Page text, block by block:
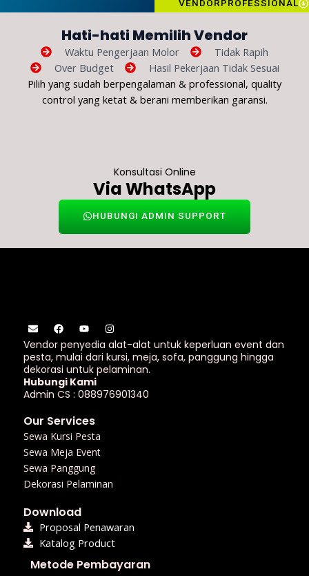
VENDORPROFESSIONAL
Hati-hati Memilih Vendor
Waktu Pengerjaan Molor
Tidak Rapih
Over Budget
Hasil Pekerjaan Tidak Sesuai
Pilih yang sudah berpengalaman & professional, quality
control yang ketat & berani memberikan garansi.
Konsultasi Online
Via WhatsApp
HUBUNGI ADMIN SUPPORT
E
n
v
e
l
o
p
e
F
a
c
e
b
o
o
k
Y
o
u
t
u
b
e
I
n
s
t
a
g
a
m
Vendor penyedia alat-alat untuk keperluan event dan
pesta, mulai dari kursi, meja, sofa, panggung hingga
dekorasi untuk pelaminan.
Hubungi Kami
Admin CS : 088976901340
Our Services
Sewa Kursi Pesta
Sewa Meja Event
Sewa Panggung
Dekorasi Pelaminan
Download
Proposal Penawaran
Katalog Product
Metode Pembayaran